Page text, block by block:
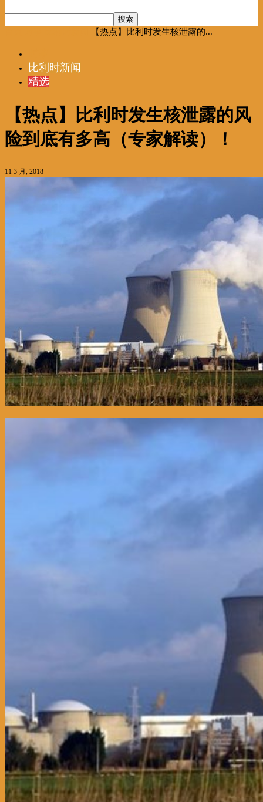
【热点】比利时发生核泄露的...
比利时新闻
精选
【热点】比利时发生核泄露的风
险到底有多高（专家解读）！
11 3 月, 2018